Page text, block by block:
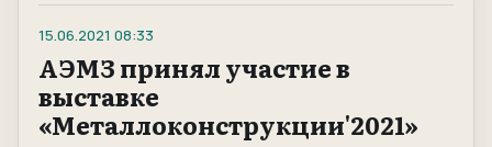
15.06.2021 08:33
АЭМЗ принял участие в
выставке
«Металлоконструкции'2021»